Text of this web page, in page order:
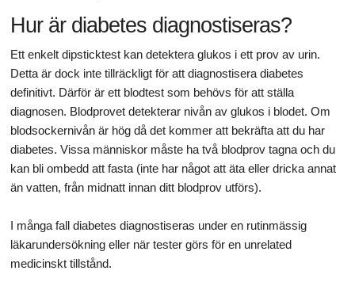
Hur är diabetes diagnostiseras?
Ett enkelt dipsticktest kan detektera glukos i ett prov av urin.
Detta är dock inte tillräckligt för att diagnostisera diabetes
definitivt. Därför är ett blodtest som behövs för att ställa
diagnosen. Blodprovet detekterar nivån av glukos i blodet. Om
blodsockernivån är hög då det kommer att bekräfta att du har
diabetes. Vissa människor måste ha två blodprov tagna och du
kan bli ombedd att fasta (inte har något att äta eller dricka annat
än vatten, från midnatt innan ditt blodprov utförs).
I många fall diabetes diagnostiseras under en rutinmässig
läkarundersökning eller när tester görs för en unrelated
medicinskt tillstånd.